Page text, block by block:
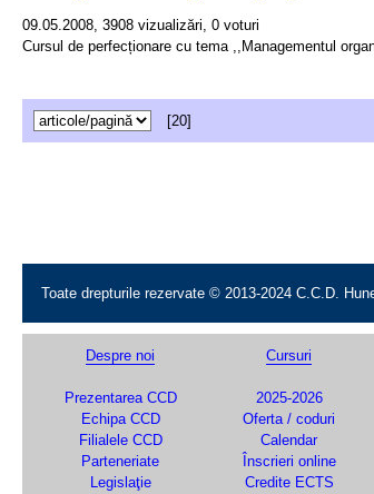
09.05.2008, 3908 vizualizări, 0 voturi
Cursul de perfecționare cu tema ,,Managementul
[20]
Toate drepturile rezervate © 2013-2024 C.C.D.
Despre noi
Prezentarea CCD
Echipa CCD
Filialele CCD
Parteneriate
Legislaţie
Cursuri
2025-2026
Oferta / coduri
Calendar
Înscrieri online
Credite ECTS